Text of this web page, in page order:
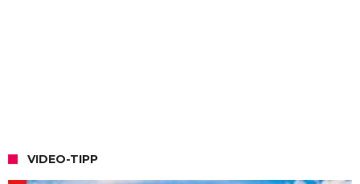
VIDEO-TIPP